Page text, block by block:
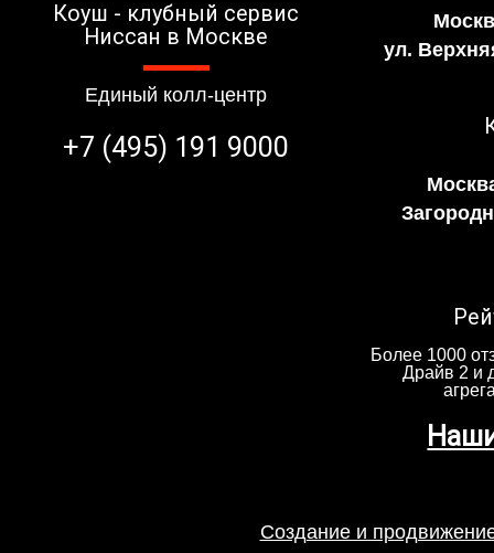
Коуш - клубный сервис
Ниссан в Москве
Единый колл-центр
+7 (495) 191 9000
ул.
Более 1000
Драйв 2 и
Создание и